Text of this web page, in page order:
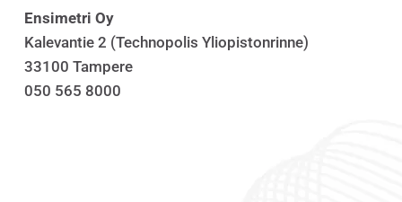
Ensimetri Oy
Kalevantie 2 (Technopolis Yliopistonrinne)
33100 Tampere
050 565 8000